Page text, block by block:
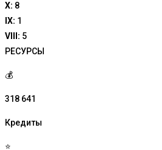
X: 8
IX: 1
VIII: 5
РЕСУРСЫ
💰
318 641
Кредиты
⭐